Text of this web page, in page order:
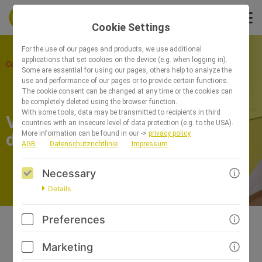
Course overview
Vorstellung, Inhalte und Ziele
der Weiterbildung
GO TO CHECKOUT
Herzlich Willkommen
Cookie Settings
For the use of our pages and products, we use additional
applications that set cookies on the device (e.g. when logging in).
Some are essential for using our pages, others help to analyze the
use and performance of our pages or to provide certain functions.
The cookie consent can be changed at any time or the cookies can
be completely deleted using the browser function.
With some tools, data may be transmitted to recipients in third
countries with an insecure level of data protection (e.g. to the USA).
More information can be found in our ->privacy policy
AGB
Datenschutzrichtlinie Impressum
Necessary
Details
Preferences
Marketing